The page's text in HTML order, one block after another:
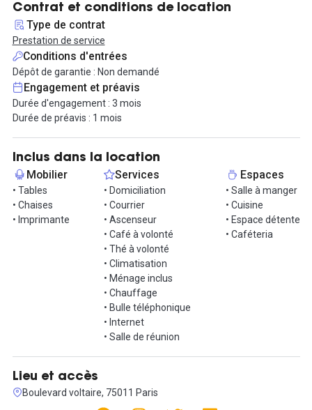
entreprises et sa proximité avec des centres d'affaires, il crée un
environnement propice à la croissance et à la collaboration
professionnelle. Plusieurs stations de métro sont à proximité,
telles que la station Charonne (ligne 9) et la station Voltaire (ligne
9), permettant des connexions rapides et pratiques vers d'autres
quartiers de Paris. Par ailleurs, des lignes de bus desservent
également la zone, offrant des solutions complémentaires pour
se déplacer efficacement.
Vous bénéficierez des avantages de la communauté en ayant
accès à l'ensemble de nos services et événements tels que des
afterworks, des conférences, des ateliers bien-être, et des offres
partenaires.
Le tarif par poste de 680€HT/mois comprend une large gamme
de services tels qu'un accès 24/7, une connexion Internet haut
débit, l'utilisation du café filtre/thé offert ou encore des crédits
meetings pour réserver des salles de réunions. Vous aurez aussi
la possibilité d'accueillir un ou deux visiteurs ponctuellement, la
libre utilisation des phones booths et des espaces projets, l'accès
à la cuisine, ou encore la participation à des événements. Le
service de ménage régulier est inclus, ainsi que les coûts associés
à l'eau, l'électricité et diverses taxes (foncières, bureau,
prélèvement des ordures).
Cette offre complète vise à vous fournir un environnement de
travail optimal, libre de préoccupations logistiques, tout en
Contrat et conditions de location
Type de contrat
Prestation de service
Conditions d'entrées
Dépôt de garantie : Non demandé
Engagement et préavis
Durée d'engagement : 3 mois
Durée de préavis : 1 mois
Inclus dans la location
Mobilier
• Tables
• Chaises
• Imprimante
Services
• Domiciliation
• Courrier
• Ascenseur
• Café à volonté
• Thé à volonté
• Climatisation
• Ménage inclus
• Chauffage
• Bulle téléphonique
• Internet
• Salle de réunion
Espaces
• Salle à manger
• Cuisine
• Espace détente
• Caféteria
Lieu et accès
Boulevard voltaire, 75011 Paris